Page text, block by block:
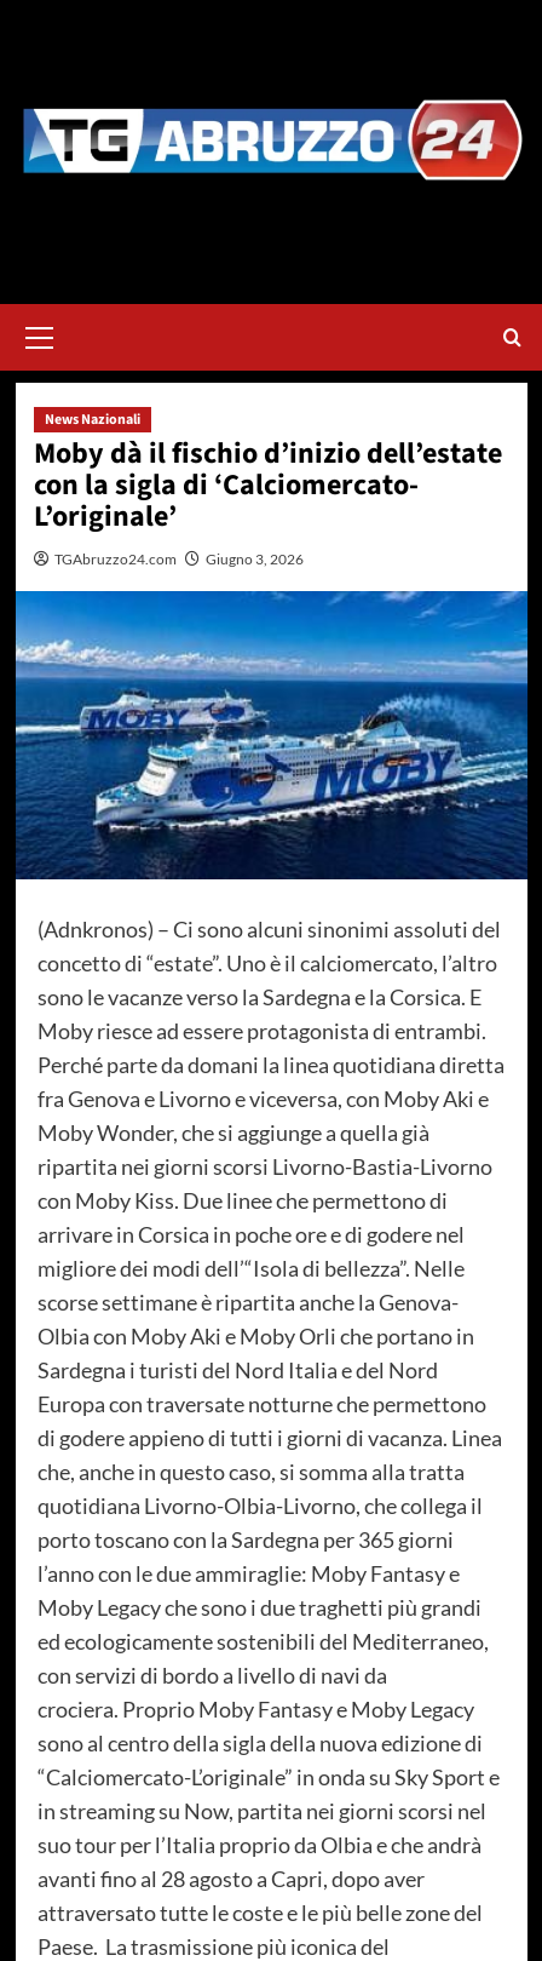
principale
News Nazionali
Moby dà il fischio d’inizio dell’estate
con la sigla di ‘Calciomercato-
L’originale’
TGAbruzzo24.com Giugno 3, 2026
(Adnkronos) – Ci sono alcuni sinonimi assoluti del
concetto di “estate”. Uno è il calciomercato, l’altro
sono le vacanze verso la Sardegna e la Corsica. E
Moby riesce ad essere protagonista di entrambi.
Perché parte da domani la linea quotidiana diretta
fra Genova e Livorno e viceversa, con Moby Aki e
Moby Wonder, che si aggiunge a quella già
ripartita nei giorni scorsi Livorno-Bastia-Livorno
con Moby Kiss. Due linee che permettono di
arrivare in Corsica in poche ore e di godere nel
migliore dei modi dell’“Isola di bellezza”. Nelle
scorse settimane è ripartita anche la Genova-
Olbia con Moby Aki e Moby Orli che portano in
Sardegna i turisti del Nord Italia e del Nord
Europa con traversate notturne che permettono
di godere appieno di tutti i giorni di vacanza. Linea
che, anche in questo caso, si somma alla tratta
quotidiana Livorno-Olbia-Livorno, che collega il
porto toscano con la Sardegna per 365 giorni
l’anno con le due ammiraglie: Moby Fantasy e
Moby Legacy che sono i due traghetti più grandi
ed ecologicamente sostenibili del Mediterraneo,
con servizi di bordo a livello di navi da
crociera. Proprio Moby Fantasy e Moby Legacy
sono al centro della sigla della nuova edizione di
“Calciomercato-L’originale” in onda su Sky Sport e
in streaming su Now, partita nei giorni scorsi nel
suo tour per l’Italia proprio da Olbia e che andrà
avanti fino al 28 agosto a Capri, dopo aver
attraversato tutte le coste e le più belle zone del
Paese. La trasmissione più iconica del